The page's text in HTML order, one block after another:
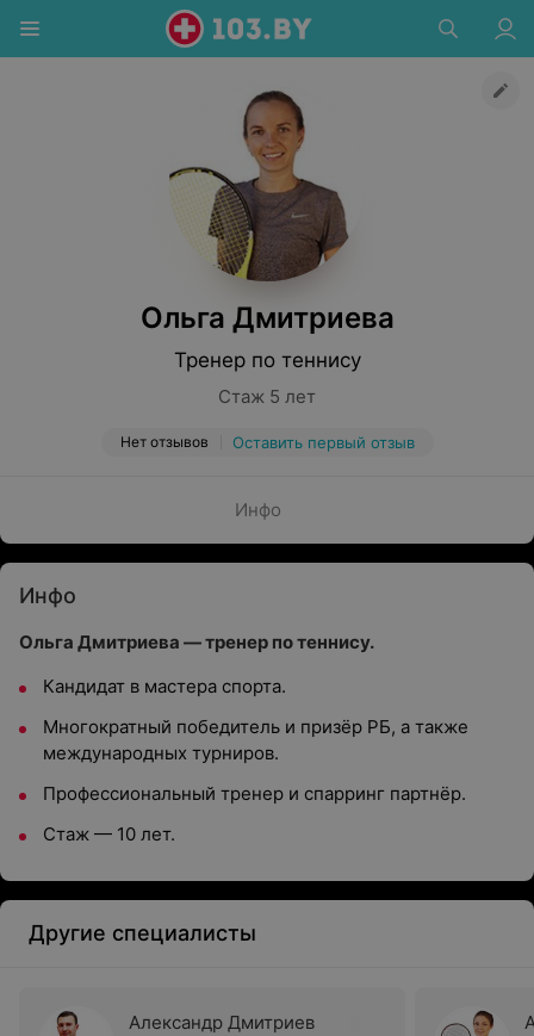
Ольга Дмитриева
Тренер по теннису
Стаж 5 лет
Нет отзывов Оставить первый отзыв
Инфо
Инфо
Ольга Дмитриева — тренер по теннису.
Кандидат в мастера спорта.
Многократный победитель и призёр РБ, а также
международных турниров.
Профессиональный тренер и спарринг партнёр.
Стаж — 10 лет.
Другие специалисты
Александр Дмитриев